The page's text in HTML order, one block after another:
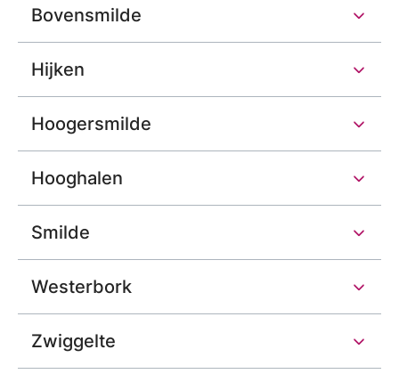
Bovensmilde
Hijken
Hoogersmilde
Hooghalen
Smilde
Westerbork
Zwiggelte